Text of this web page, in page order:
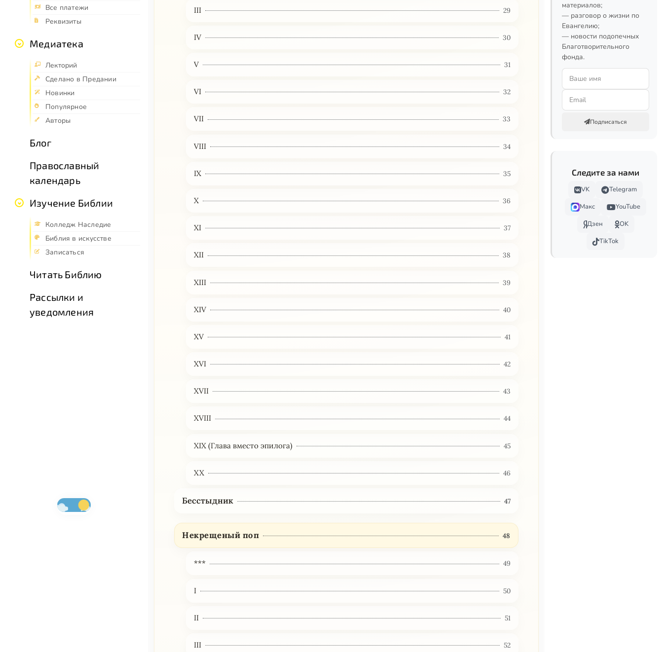
Все платежи
Реквизиты
Медиатека
Лекторий
Сделано в Предании
Новинки
Популярное
Авторы
Блог
Православный
календарь
Изучение Библии
Колледж Наследие
Библия в искусстве
Записаться
Читать Библию
Рассылки и
уведомления
III 29
IV 30
V 31
VI 32
VII 33
VIII 34
IX 35
X 36
XI 37
XII 38
XIII 39
XIV 40
XV 41
XVI 42
XVII 43
XVIII 44
XIX (Глава вместо эпилога) 45
XX 46
Бесстыдник 47
Некрещеный поп 48
*** 49
I 50
II 51
III 52
материалов;
— разговор о жизни по
Евангелию;
— новости подопечных
Благотворительного
фонда.
Подписаться
Следите за нами
VK
Telegram
Макс
YouTube
Дзен
OK
TikTok